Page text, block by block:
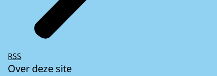
RSS
Over deze site